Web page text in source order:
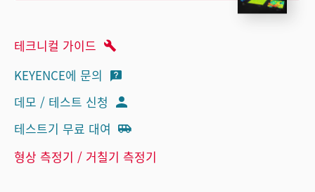
테크니컬 가이드
KEYENCE에 문의
데모 / 테스트 신청
테스트기 무료 대여
형상 측정기 / 거칠기 측정기